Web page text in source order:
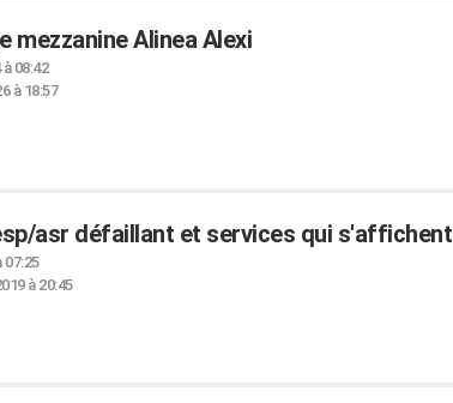
mezzanine Alinea Alexi
08:42
à 18:57
asr défaillant et services qui s'affichent
07:25
à 20:45